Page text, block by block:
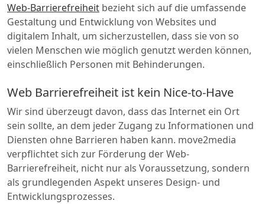
Web-Barrierefreiheit bezieht sich auf die umfassende
Gestaltung und Entwicklung von Websites und
digitalem Inhalt, um sicherzustellen, dass sie von so
vielen Menschen wie möglich genutzt werden können,
einschließlich Personen mit Behinderungen.
Web Barrierefreiheit ist kein Nice-to-Have
Wir sind überzeugt davon, dass das Internet ein Ort
sein sollte, an dem jeder Zugang zu Informationen und
Diensten ohne Barrieren haben kann. move2media
verpflichtet sich zur Förderung der Web-
Barrierefreiheit, nicht nur als Voraussetzung, sondern
als grundlegenden Aspekt unseres Design- und
Entwicklungsprozesses.